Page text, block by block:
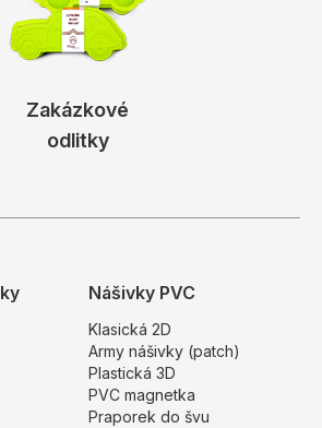
Zakázkové
odlitky
Nášivky PVC
Klasická 2D
Army nášivky (patch)
Plastická 3D
PVC magnetka
Praporek do švu